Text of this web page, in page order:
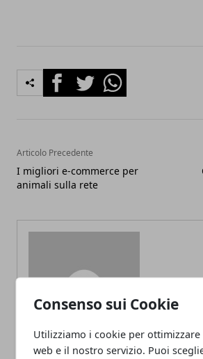
Consenso sui Cookie
Utilizziamo i cookie per
web e il nostro servizio. Puoi
FacebookTwitterWhatsapp
Articolo Precedente
I migliori e-commerce per
animali sulla rete
Redazione